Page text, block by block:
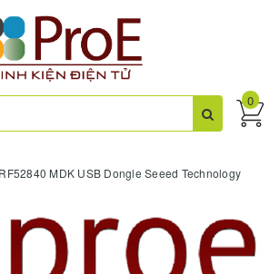
0
MDK USB Dongle Seeed Technology